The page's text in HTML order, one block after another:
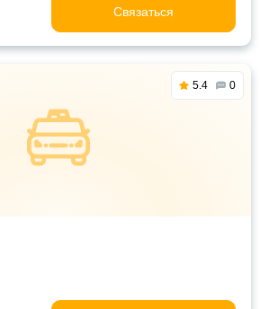
Связаться
5.4 0